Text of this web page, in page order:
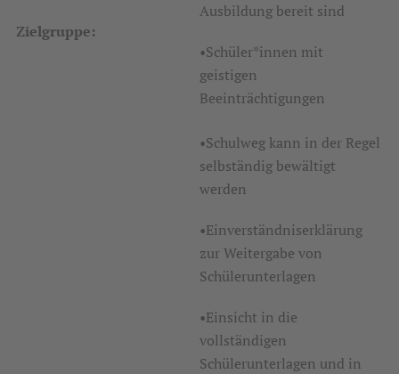
Zielgruppe:
Ausbildung bereit sind
•Schüler*innen mit
geistigen
Beeinträchtigungen
•Schulweg kann in der Regel
selbständig bewältigt
werden
•Einverständniserklärung
zur Weitergabe von
Schülerunterlagen
•Einsicht in die
vollständigen
Schülerunterlagen und in